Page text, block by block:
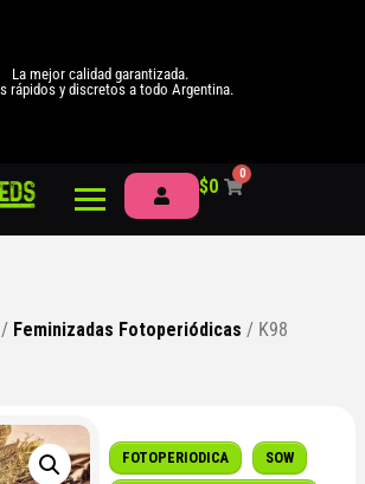
La mejor calidad garantizada.
rápidos y discretos a todo Argentina.
$0
0
/ Feminizadas Fotoperiódicas / K98
FOTOPERIODICA SOW